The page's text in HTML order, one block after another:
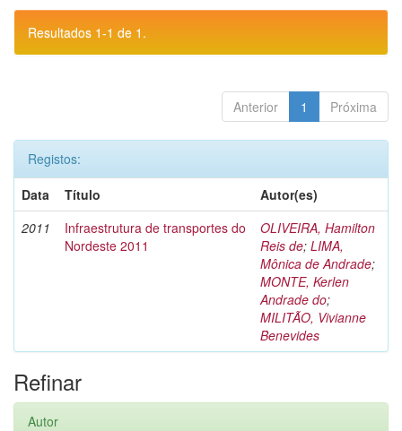
Resultados 1-1 de 1.
Anterior 1 Próxima
Registos:
Data
Título
Autor(es)
2011
Infraestrutura de transportes do
Nordeste 2011
OLIVEIRA, Hamilton
Reis de; LIMA,
Mônica de Andrade;
MONTE, Kerlen
Andrade do;
MILITÃO, Vivianne
Benevides
Refinar
Autor